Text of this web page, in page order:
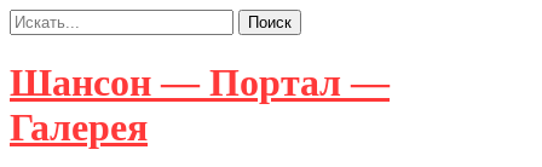
Шансон — Портал —
Галерея